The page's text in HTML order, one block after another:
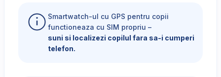
Smartwatch-ul cu GPS pentru copii
functioneaza cu SIM propriu –
suni si localizezi copilul fara sa-i cumperi
telefon.